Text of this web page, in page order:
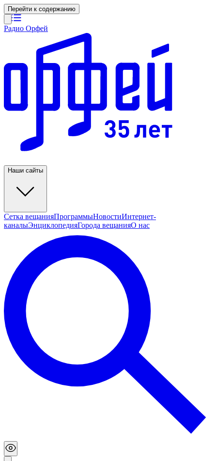
Перейти к содержанию
Радио Орфей
Наши сайты
Сетка вещанияПрограммыНовостиИнтернет-
каналыЭнциклопедияГорода вещанияО нас